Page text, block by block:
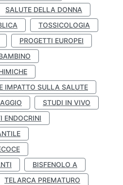
SALUTE DELLA DONNA
TOSSICOLOGIA
PROGETTI EUROPEI
IMPATTO SULLA SALUTE
STUDI IN VIVO
ENDOCRINI
BISFENOLO A
TELARCA PREMATURO